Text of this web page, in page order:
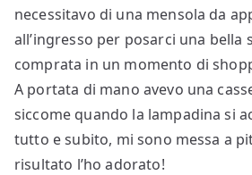
necessitavo di una mensola da
all’ingresso per posarci una bella
comprata in un momento di
A portata di mano avevo una
siccome quando la lampadina si
tutto e subito, mi sono messa a
risultato l’ho adorato!